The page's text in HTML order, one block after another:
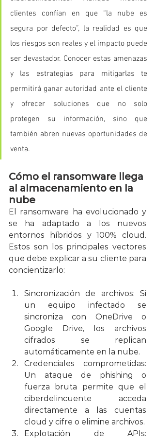
clientes confían en que “la nube es
segura por defecto”, la realidad es que
los riesgos son reales y el impacto puede
ser devastador. Conocer estas amenazas
y las estrategias para mitigarlas te
permitirá ganar autoridad ante el cliente
y ofrecer soluciones que no solo
protegen su información, sino que
también abren nuevas oportunidades de
venta.
Cómo el ransomware llega
al almacenamiento en la
nube
El ransomware ha evolucionado y
se ha adaptado a los nuevos
entornos híbridos y 100% cloud.
Estos son los principales vectores
que debe explicar a su cliente para
concientizarlo:
Sincronización de archivos: Si
un equipo infectado se
sincroniza con OneDrive o
Google Drive, los archivos
cifrados se replican
automáticamente en la nube.
Credenciales comprometidas:
Un ataque de phishing o
fuerza bruta permite que el
ciberdelincuente acceda
directamente a las cuentas
cloud y cifre o elimine archivos.
Explotación de APIs: